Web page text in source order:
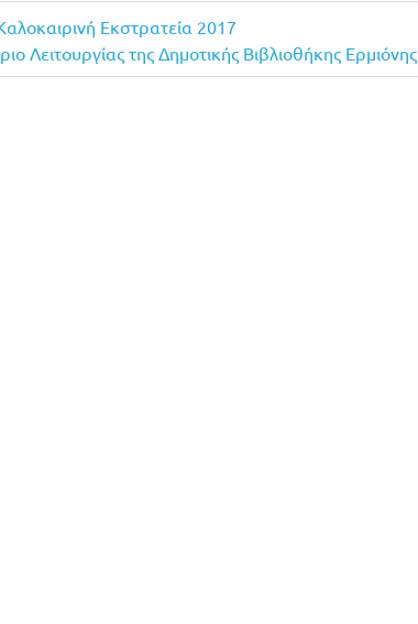
Εκστρατεία 2017
Λειτουργίας της Δημοτικής Βιβλιοθήκης Ερμιόνης